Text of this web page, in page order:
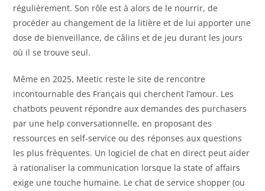
régulièrement. Son rôle est à alors de le nourrir, de
procéder au changement de la litière et de lui apporter une
dose de bienveillance, de câlins et de jeu durant les jours
où il se trouve seul.
Même en 2025, Meetic reste le site de rencontre
incontournable des Français qui cherchent l’amour. Les
chatbots peuvent répondre aux demandes des purchasers
par une help conversationnelle, en proposant des
ressources en self-service ou des réponses aux questions
les plus fréquentes. Un logiciel de chat en direct peut aider
à rationaliser la communication lorsque la state of affairs
exige une touche humaine. Le chat de service shopper (ou